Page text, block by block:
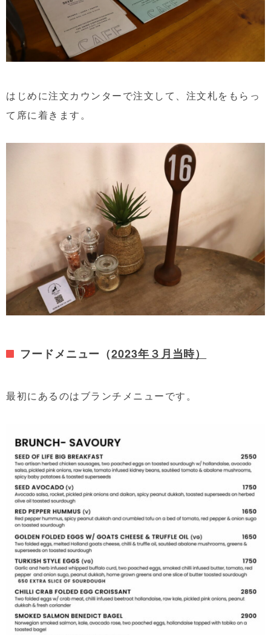
はじめに注文カウンターで注文して、注文札をもらっ
て席に着きます。
フードメニュー（2023年３月当時）
最初にあるのはブランチメニューです。